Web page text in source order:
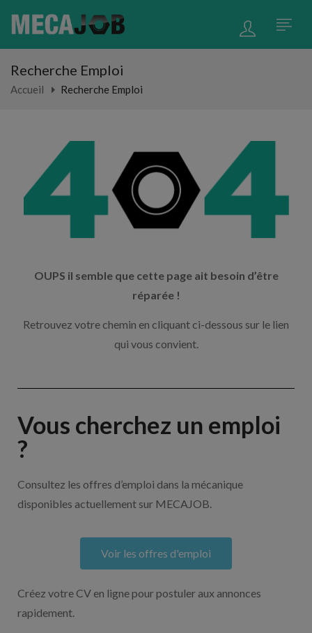
Recherche Emploi
Accueil Recherche Emploi
OUPS il semble que cette page ait besoin d’être
réparée !
Retrouvez votre chemin en cliquant ci-dessous sur le lien
qui vous convient.
Vous cherchez un emploi
?
Consultez les offres d’emploi dans la mécanique
disponibles actuellement sur MECAJOB.
Voir les offres d'emploi
Créez votre CV en ligne pour postuler aux annonces
rapidement.